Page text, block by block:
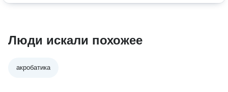
Люди искали похожее
акробатика